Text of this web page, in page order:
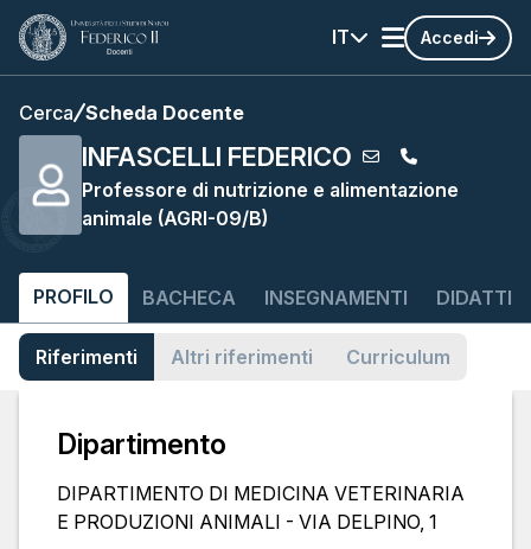
IT Accedi
Cerca Scheda Docente
INFASCELLI FEDERICO
Professore di nutrizione e alimentazione
animale (AGRI-09/B)
PROFILO BACHECA INSEGNAMENTI
Riferimenti Altri riferimenti Curriculum
Dipartimento
DIPARTIMENTO DI MEDICINA VETERINARIA
E PRODUZIONI ANIMALI - VIA DELPINO, 1